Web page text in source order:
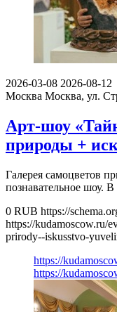
2026-03-08 2026-08-12
Москва Москва, ул.
Арт-шоу
природы +
Галерея самоцветов
познавательное шоу.
0 RUB https://
https://kudamoscow.ru/
prirody--iskusstvo-
https://
https://